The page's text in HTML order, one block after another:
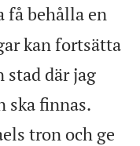
få behålla en
kan fortsätta
stad där jag
ska finnas.
tron och ge